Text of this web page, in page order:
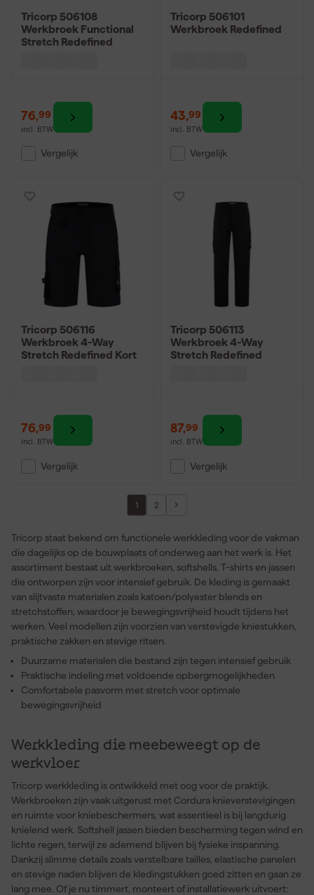
Tricorp 506108
Werkbroek Functional
Stretch Redefined
76,99
incl. BTW
Vergelijk
Tricorp 506101
Werkbroek Redefined
43,99
incl. BTW
Vergelijk
Tricorp 506116
Werkbroek 4-Way
Stretch Redefined Kort
76,99
incl. BTW
Vergelijk
Tricorp 506113
Werkbroek 4-Way
Stretch Redefined
87,99
incl. BTW
Vergelijk
1 2
Tricorp staat bekend om functionele werkkleding voor de vakman
die dagelijks op de bouwplaats of onderweg aan het werk is. Het
assortiment bestaat uit werkbroeken, softshells, T-shirts en jassen
die ontworpen zijn voor intensief gebruik. De kleding is gemaakt
van slijtvaste materialen zoals katoen/polyester blends en
stretchstoffen, waardoor je bewegingsvrijheid houdt tijdens het
werken. Veel modellen zijn voorzien van verstevigde kniestukken,
praktische zakken en stevige ritsen.
Duurzame materialen die bestand zijn tegen intensief gebruik
Praktische indeling met voldoende opbergmogelijkheden
Comfortabele pasvorm met stretch voor optimale
bewegingsvrijheid
Werkkleding die meebeweegt op de
werkvloer
Tricorp werkkleding is ontwikkeld met oog voor de praktijk.
Werkbroeken zijn vaak uitgerust met Cordura knieverstevigingen
en ruimte voor kniebeschermers, wat essentieel is bij langdurig
knielend werk. Softshell jassen bieden bescherming tegen wind en
lichte regen, terwijl ze ademend blijven bij fysieke inspanning.
Dankzij slimme details zoals verstelbare tailles, elastische panelen
en stevige naden blijven de kledingstukken goed zitten en gaan ze
lang mee. Of je nu timmert, monteert of installatiewerk uitvoert: